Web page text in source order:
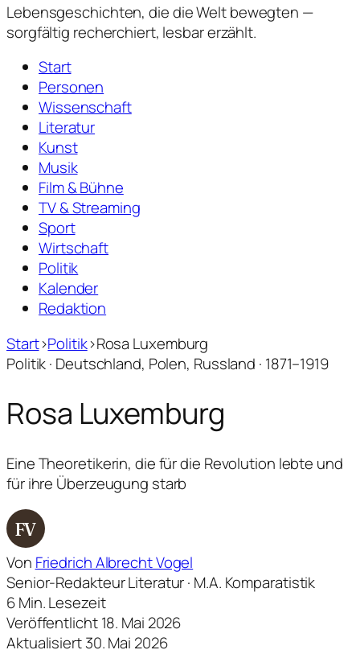
Lebensgeschichten, die die Welt bewegten —
sorgfältig recherchiert, lesbar erzählt.
Start
Personen
Wissenschaft
Literatur
Kunst
Musik
Film & Bühne
TV & Streaming
Sport
Wirtschaft
Politik
Kalender
Redaktion
Start›Politik›Rosa Luxemburg
Politik · Deutschland, Polen, Russland · 1871–1919
Rosa Luxemburg
Eine Theoretikerin, die für die Revolution lebte und
für ihre Überzeugung starb
FV
Von Friedrich Albrecht Vogel
Senior-Redakteur Literatur · M.A. Komparatistik
6 Min. Lesezeit
Veröffentlicht 18. Mai 2026
Aktualisiert 30. Mai 2026